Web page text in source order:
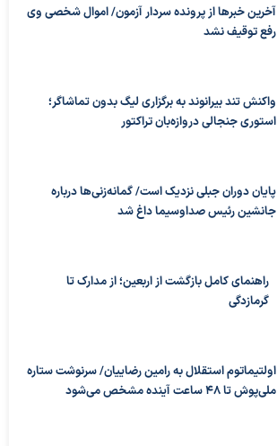
آخرین خبرها از پرونده سردار آزمون/ اموال شخصی وی
رفع توقیف نشد
واکنش تند بیرانوند به برگزاری لیگ بدون تماشاگر؛
استوری جنجالی دروازه‌بان تراکتور
پایان دوران جبلی نزدیک است/ گمانه‌زنی‌ها درباره
جانشین رئیس صداوسیما داغ شد
راهنمای کامل بازگشت از اربعین؛ از مدارک تا
گرمازدگی
اولتیماتوم استقلال به رامین رضاییان/ سرنوشت ستاره
ملی‌پوش تا ۴۸ ساعت آینده مشخص می‌شود